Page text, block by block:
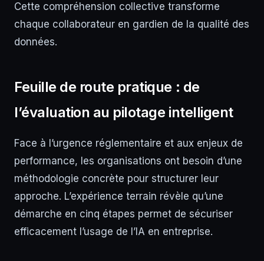
Cette compréhension collective transforme
chaque collaborateur en gardien de la qualité des
données.
Feuille de route pratique : de
l’évaluation au pilotage intelligent
Face à l’urgence réglementaire et aux enjeux de
performance, les organisations ont besoin d’une
méthodologie concrète pour structurer leur
approche. L’expérience terrain révèle qu’une
démarche en cinq étapes permet de sécuriser
efficacement l’usage de l’IA en entreprise.